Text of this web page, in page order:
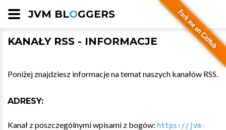
JVM BLOGGERS
KANAŁY RSS - INFORMACJE
Poniżej znajdziesz informacje na temat naszych kanałów RSS.
ADRESY:
Kanał z poszczególnymi wpisami z bogów: https://jvm-